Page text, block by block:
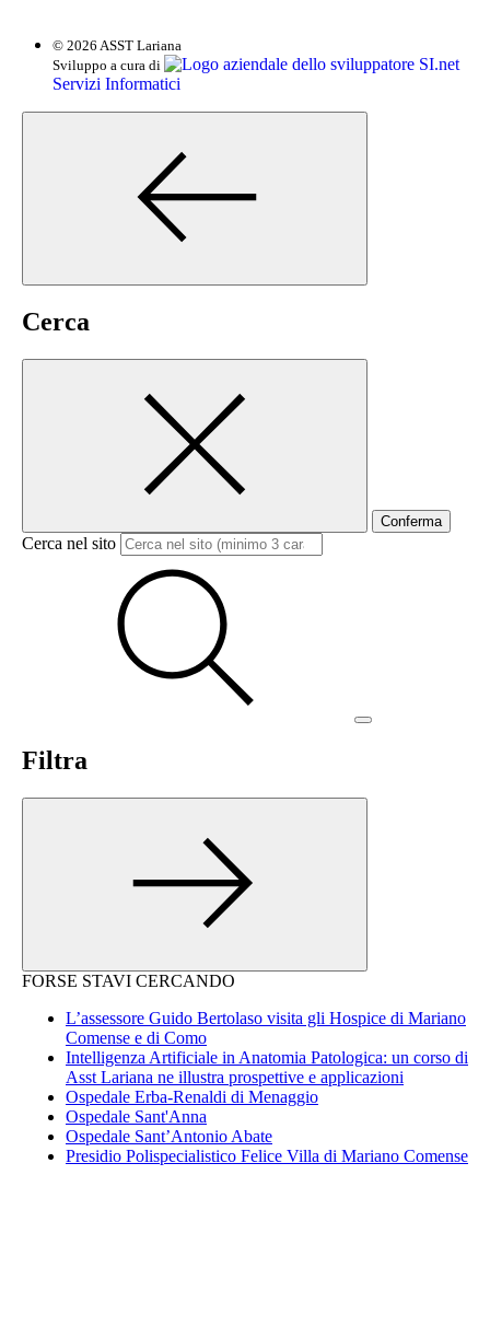
© 2026 ASST Lariana
Sviluppo a cura di
SI.net
Servizi Informatici
Cerca
Conferma
Cerca nel sito
Filtra
FORSE STAVI CERCANDO
L’assessore Guido Bertolaso visita gli Hospice di Mariano
Comense e di Como
Intelligenza Artificiale in Anatomia Patologica: un corso di
Asst Lariana ne illustra prospettive e applicazioni
Ospedale Erba-Renaldi di Menaggio
Ospedale Sant'Anna
Ospedale Sant’Antonio Abate
Presidio Polispecialistico Felice Villa di Mariano Comense